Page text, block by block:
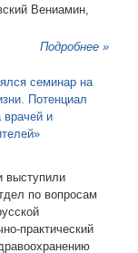
Вениамин,
Подробнее »
семинар на
Потенциал
врачей и
выступили
по вопросам
практический